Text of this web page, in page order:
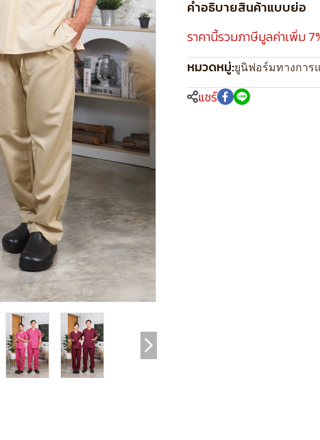
คำอธิบายสินค้าแบบย่อ
ราคานี้รวมภาษีมูลค่าเพิ่ม
หมวดหมู่:ยูนิฟอร์มทางการ
แชร์